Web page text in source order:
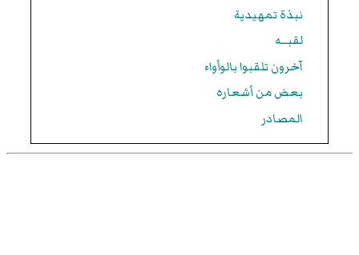
نبذة تمهيدية
لقبــه
آخرون تلقبوا بالوأواء
بعض من أشعاره
المصادر